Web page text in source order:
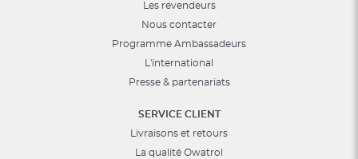
Les revendeurs
Nous contacter
Programme Ambassadeurs
L'international
Presse & partenariats
SERVICE CLIENT
Livraisons et retours
La qualité Owatrol